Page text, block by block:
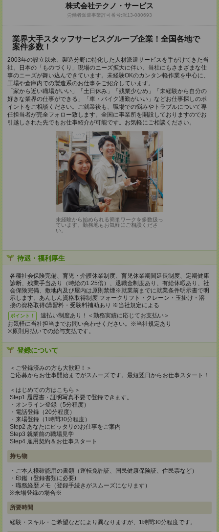
株式会社テクノ・サービス
労働者派遣事業許可番号:派13-080693
業界大手スタッフサービスグループ企業！全国各地で
案件多数！
2003年の設立以来、製造分野に特化した人材派遣サービスを手がけてきた当
社。日本の「ものづくり」現場のニーズ拡大に伴い、当社にもさまざまな仕
事のニーズが舞い込んできています。未経験OKのカンタン軽作業を中心に、
工場や倉庫内での製造系のお仕事をご紹介しています。
「家から近い職場がいい」「土日休み」「残業少なめ」「未経験から自分の
好きな業界の仕事ができる」「車・バイク通勤がいい」などお仕事探しのポ
イントをご相談ください。ご就業後も、職場での悩みやトラブルについて専
任担当者が完全フォロー致します。全国に事業所を開設しておりますのでお
引越しされた先でもお仕事紹介が可能です。お気軽にご相談ください。
未経験から始められる簡単ワークを多数扱っ
ています。勤務地もお気軽にご相談くださ
い。
待遇・福利厚生
各種社会保険完備、育児・介護休業制度、育児休業期間延長制度、定期健康
診断、残業手当あり（時給の1.25倍）、退職金制度あり、有給休暇あり、社
会保険完備、敷地内及び屋内は原則禁煙※就業前までに就業条件明示書で明
示します、あんしん資格取得制度 フォークリフト・クレーン・玉掛け・溶
接の資格取得/講習料・受験料補助あり ※当社規定による
ポイント！
速払い制度あり！＜勤務実績に応じてお支払い＞
お気軽に当社担当までお問い合わせください。※当社規定あり
※原則月払いでの給与支払です。
登録について
＜ご登録済みの方も大歓迎！＞
ご応募からお仕事開始までがスムーズです。最短翌日からお仕事スタート！
＜はじめての方はこちら＞
Step1 履歴書・証明写真不要で登録できます。
・オンライン登録（5分程度）
・電話登録（20分程度）
・来場登録（1時間30分程度）
Step2 あなたにピッタリのお仕事をご案内
Step3 就業前の職場見学
Step4 雇用契約＆お仕事スタート
持ち物
・ご本人様確認用の書類（運転免許証、国民健康保険証、住民票など）
・印鑑（登録書類に必要)
・職務経歴メモ（登録手続きがスムーズになります）
※来場登録の場合※
所要時間
経験・スキル・ご希望などにより異なりますが、1時間30分程度です。